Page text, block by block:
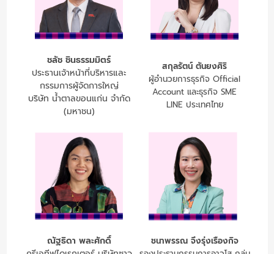
ชลัช ชินธรรมมิตร์
ประธานเจ้าหน้าที่บริหารและ
กรรมการผู้จัดการใหญ่
บริษัท น้ำตาลขอนแก่น จำกัด
(มหาชน)
สกุลรัตน์ ตันยงศิริ
ผู้อำนวยการธุรกิจ Official
Account และธุรกิจ SME
LINE ประเทศไทย
ณัฐธิดา พละศักดิ์
ชนาพรรณ จึงรุ่งเรืองกิจ